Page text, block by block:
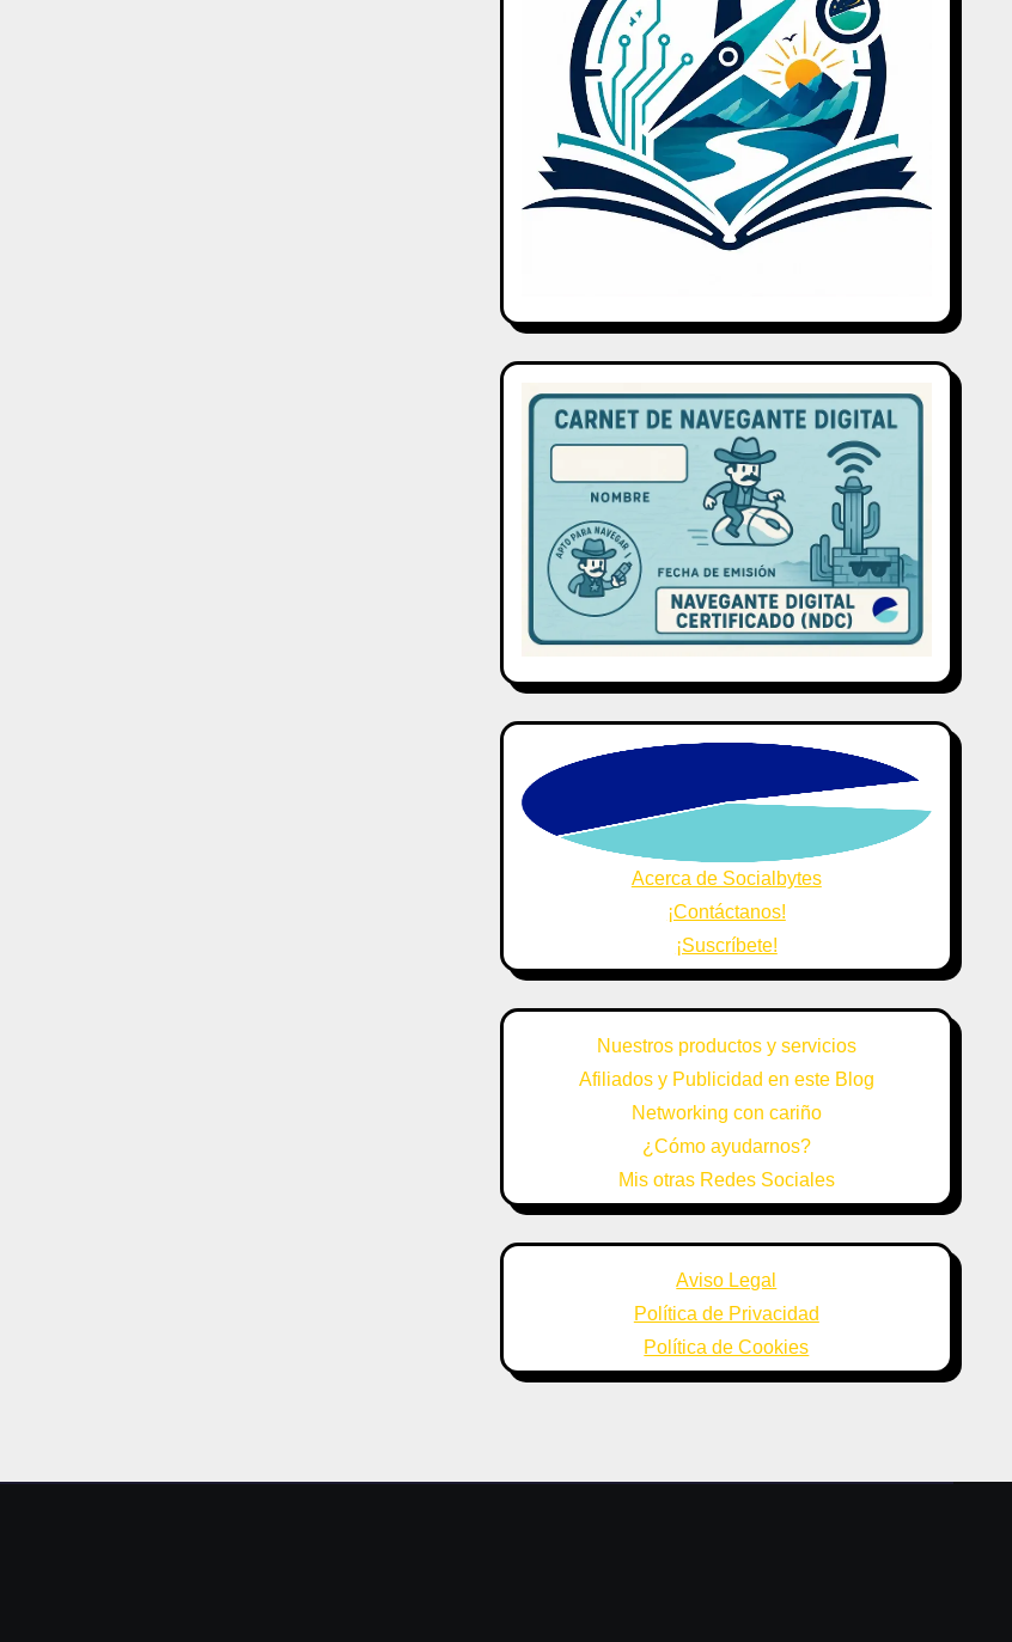
Acerca de Socialbytes
¡Contáctanos!
¡Suscríbete!
Nuestros productos y servicios
Afiliados y Publicidad en este Blog
Networking con cariño
¿Cómo ayudarnos?
Mis otras Redes Sociales
Aviso Legal
Política de Privacidad
Política de Cookies